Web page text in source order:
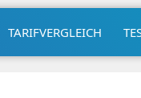
TARIFVERGLEICH